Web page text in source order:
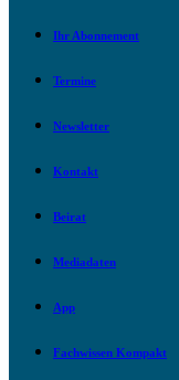
Ihr Abonnement
Termine
Newsletter
Kontakt
Beirat
Mediadaten
App
Fachwissen Kompakt